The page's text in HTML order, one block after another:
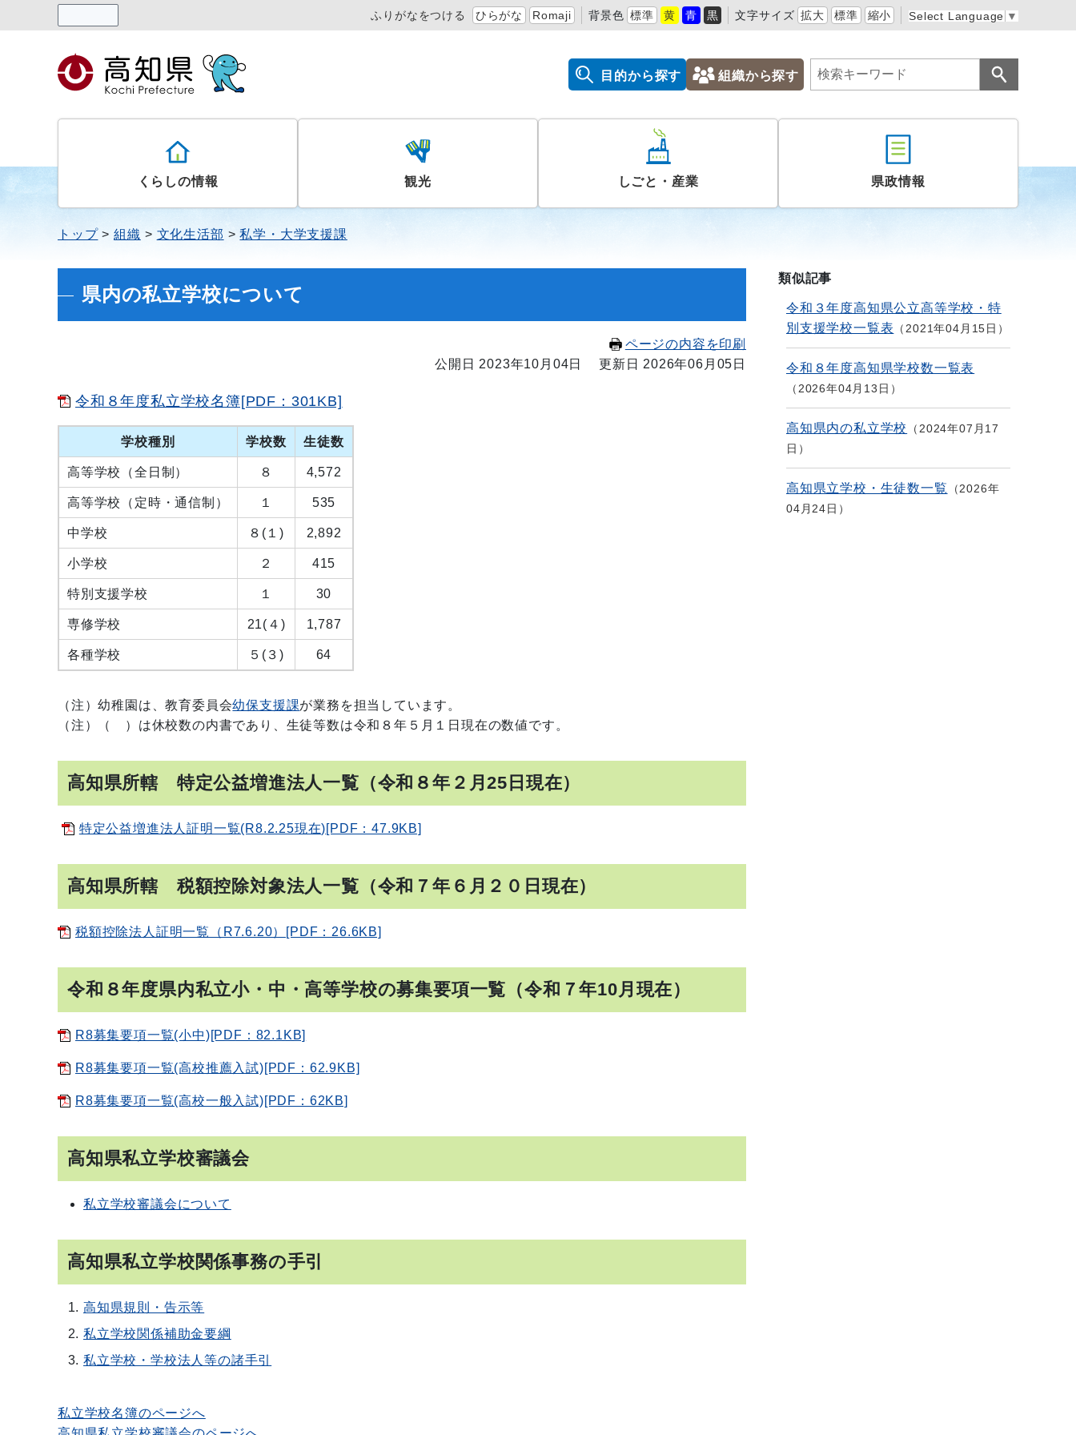
ふりがなをつける ひらがな Romaji 背景色 標準 黄 青 黒 文字サイズ 拡大 標準 縮小 Select Language ▼
目的から探す 組織から探す
くらしの情報 観光 しごと・産業 県政情報
トップ 組織 文化生活部 私学・大学支援課
県内の私立学校について
ページの内容を印刷
公開日 2023年10月04日
更新日 2026年06月05日
令和８年度私立学校名簿[PDF：301KB]
学校種別 学校数 生徒数
高等学校（全日制） ８ 4,572
高等学校（定時・通信制） １ 535
中学校 ８(１) 2,892
小学校 ２ 415
特別支援学校 １ 30
専修学校 21(４) 1,787
各種学校 ５(３) 64
（注）幼稚園は、教育委員会幼保支援課が業務を担当しています。
（注）（ ）は休校数の内書であり、生徒等数は令和８年５月１日現在の数値です。
高知県所轄 特定公益増進法人一覧（令和８年２月25日現在）
特定公益増進法人証明一覧(R8.2.25現在)[PDF：47.9KB]
高知県所轄 税額控除対象法人一覧（令和７年６月２０日現在）
税額控除法人証明一覧（R7.6.20）[PDF：26.6KB]
令和８年度県内私立小・中・高等学校の募集要項一覧（令和７年10月現在）
R8募集要項一覧(小中)[PDF：82.1KB]
R8募集要項一覧(高校推薦入試)[PDF：62.9KB]
R8募集要項一覧(高校一般入試)[PDF：62KB]
高知県私立学校審議会
私立学校審議会について
高知県私立学校関係事務の手引
高知県規則・告示等
私立学校関係補助金要綱
私立学校・学校法人等の諸手引
私立学校名簿のページへ
類似記事
令和３年度高知県公立高等学校・特
別支援学校一覧表
2021年04月15日
令和８年度高知県学校数一覧表
2026年04月13日
高知県内の私立学校
2024年07月17
日
高知県立学校・生徒数一覧
2026年
04月24日